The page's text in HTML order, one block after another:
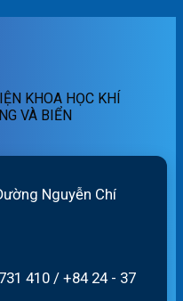
KHOA HỌC KHÍ
VÀ BIỂN
Nguyễn Chí
410 / +84 24 - 37